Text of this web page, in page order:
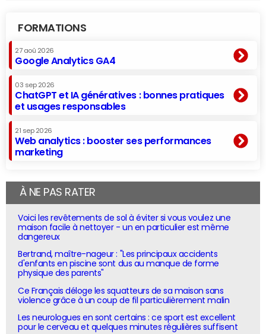
FORMATIONS
27 aoû 2026
Google Analytics GA4
03 sep 2026
ChatGPT et IA génératives : bonnes pratiques
et usages responsables
21 sep 2026
Web analytics : booster ses performances
marketing
À NE PAS RATER
Voici les revêtements de sol à éviter si vous voulez une
maison facile à nettoyer - un en particulier est même
dangereux
Bertrand, maître-nageur : "Les principaux accidents
d'enfants en piscine sont dus au manque de forme
physique des parents"
Ce Français déloge les squatteurs de sa maison sans
violence grâce à un coup de fil particulièrement malin
Les neurologues en sont certains : ce sport est excellent
pour le cerveau et quelques minutes régulières suffisent